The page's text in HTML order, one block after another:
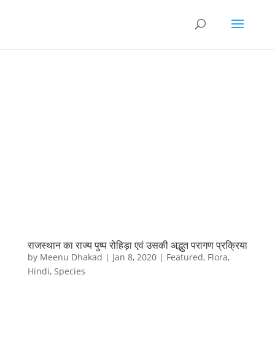
राजस्थान का राज्य पुष्प रोहिड़ा एवं उसकी अद्भुत परागण प्रक्रिया
by Meenu Dhakad | Jan 8, 2020| Featured, Flora,
Hindi, Species